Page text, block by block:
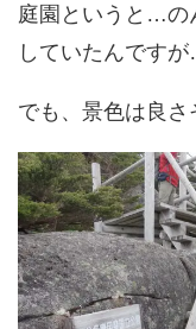
庭園というと…の
していたんです
でも、景色は良さ